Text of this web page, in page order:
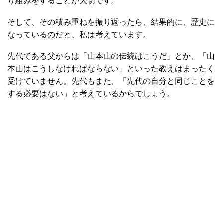
そして、その積み重ねを振り返ったら、結果的に、歴史に
なっているのだと、私は考えています。
先代である父からは「山本山の伝統はこうだ」とか、「山
本山はこうしなければならない」といった教えはまったく
受けていません。先代もまた、「先代の自分と同じことを
する必要はない」と考えているからでしょう。